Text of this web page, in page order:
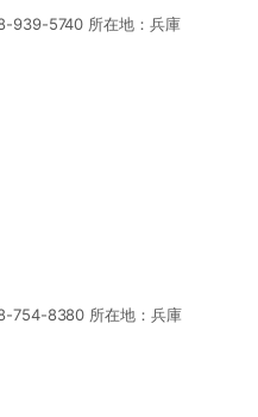
939-5740 所在地：兵庫
754-8380 所在地：兵庫